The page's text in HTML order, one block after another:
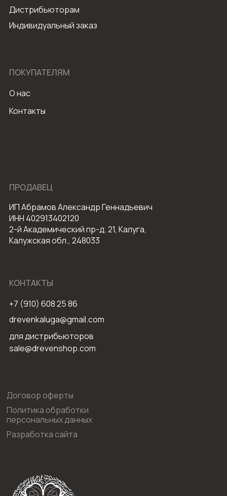
О нас
Индивидуальный заказ
Дистрибьюторам
Политика обработки
персональных данных
Договор оферты
+7 (910) 608 25 86
Разработка сайта
ПРОДАВЕЦ
ИП Абрамов Александр Геннадьевич
ИНН 402913402120
2-й Академический пр-д, 21, Калуга,
Калужская обл., 248033
ПОКУПАТЕЛЯМ
КОНТАКТЫ
для дистрибьюторов
sale@drevenshop.com
Контакты
drevenkaluga@gmail.com